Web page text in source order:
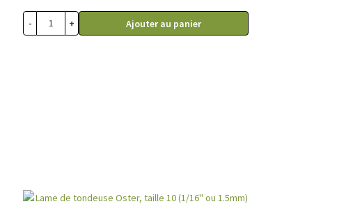
- + Ajouter au panier